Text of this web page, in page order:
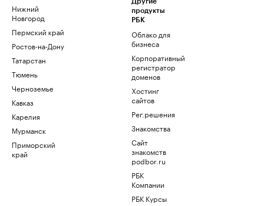
Нижний
Новгород
Пермский край
Ростов-на-Дону
Татарстан
Тюмень
Черноземье
Кавказ
Карелия
Мурманск
Приморский
край
продукты
РБК
Облако для
бизнеса
Корпоративный
регистратор
доменов
Хостинг
сайтов
Рег.решения
Знакомства
Сайт
знакомств
podbor.ru
РБК
Компании
РБК Курсы